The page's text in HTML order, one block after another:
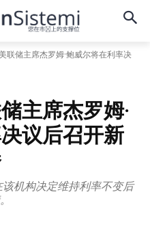
联储主席杰罗姆·鲍威尔将在利率决
主席杰罗姆·
议后召开新
机构决定维持利率不变后